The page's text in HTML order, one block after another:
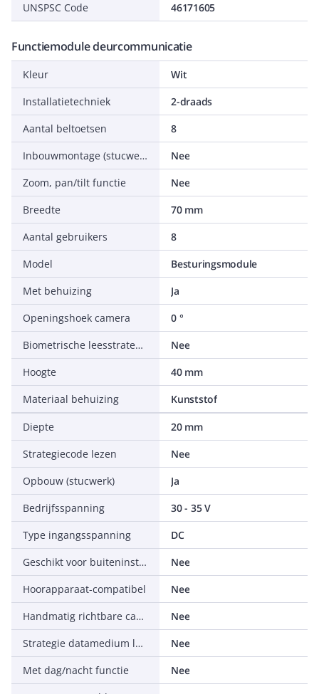
UNSPSC Code 46171605
Functiemodule deurcommunicatie
Kleur
Wit
Installatietechniek
2-draads
Aantal beltoetsen
8
Inbouwmontage (stucwerk)
Nee
Zoom, pan/tilt functie
Nee
Breedte
70 mm
Aantal gebruikers
8
Model
Besturingsmodule
Met behuizing
Ja
Openingshoek camera
0 °
Biometrische leesstrategie
Nee
Hoogte
40 mm
Materiaal behuizing
Kunststof
Diepte
20 mm
Strategiecode lezen
Nee
Opbouw (stucwerk)
Ja
Bedrijfsspanning
30 - 35 V
Type ingangsspanning
DC
Geschikt voor buiteninstallatie
Nee
Hoorapparaat-compatibel
Nee
Handmatig richtbare camera
Nee
Strategie datamedium lezen
Nee
Met dag/nacht functie
Nee